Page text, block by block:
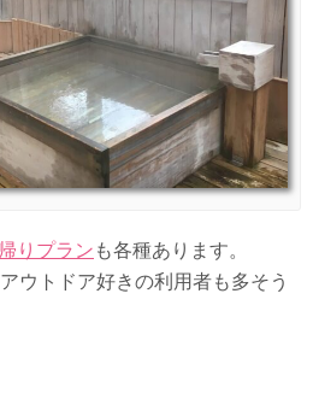
りプラン も各種あります。
ウトドア好きの利用者も多そう